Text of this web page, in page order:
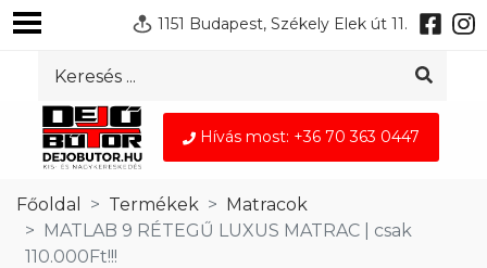
1151 Budapest, Székely Elek út 11.
Hívás most: +36 70 363 0447
Főoldal Termékek
Matracok
MATLAB 9 RÉTEGŰ LUXUS MATRAC | csak
110.000Ft!!!